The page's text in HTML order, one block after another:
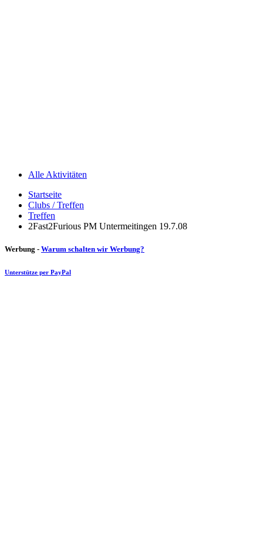
Alle Aktivitäten
Startseite
Clubs / Treffen
Treffen
2Fast2Furious PM Untermeitingen 19.7.08
Werbung - Warum schalten wir Werbung?
Unterstütze per PayPal